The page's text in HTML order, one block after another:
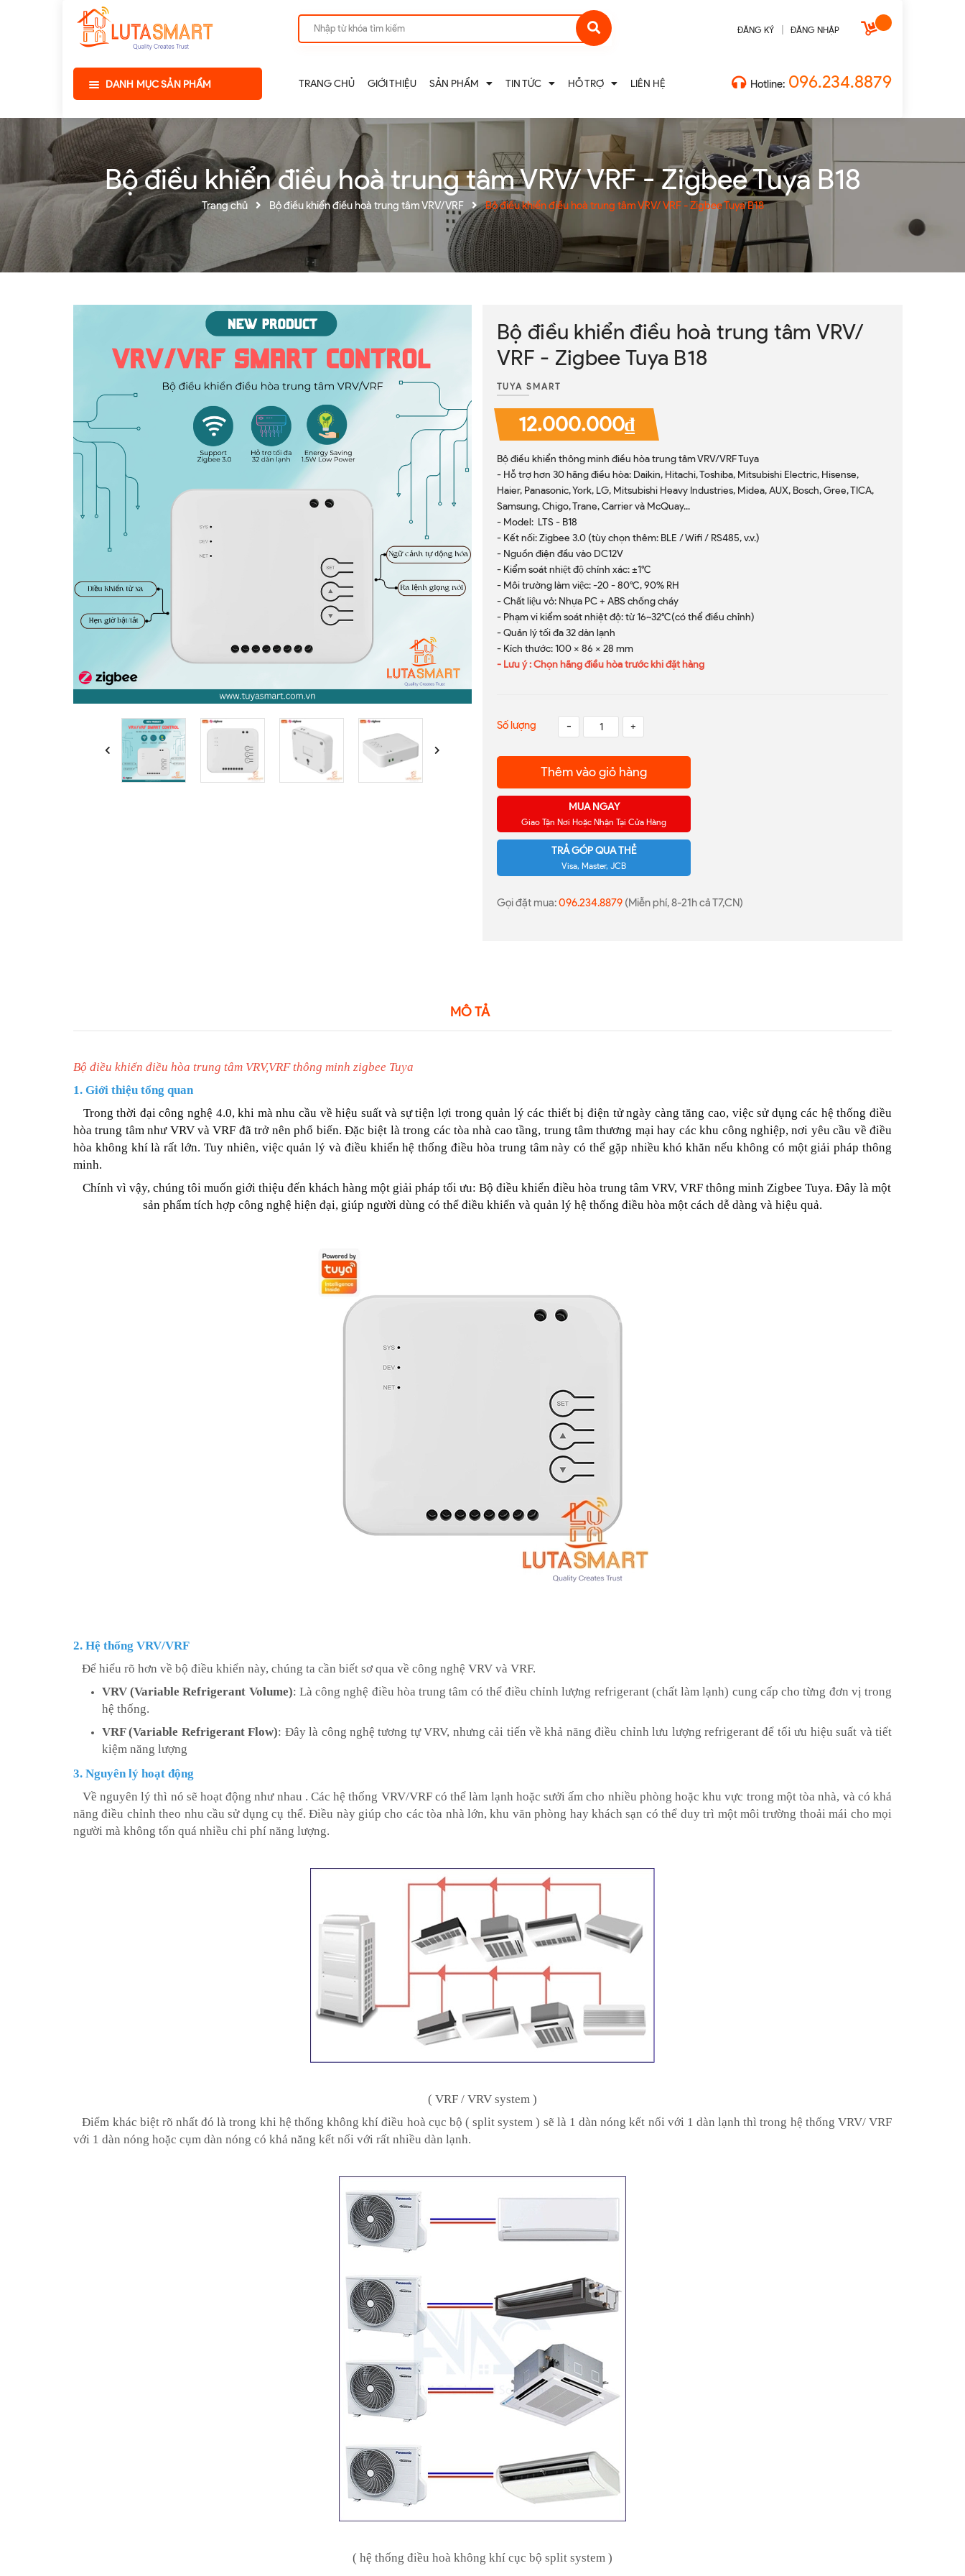
ĐĂNG KÝ ĐĂNG NHẬP
DANH MỤC SẢN PHẨM TRANG CHỦ GIỚI THIỆU SẢN PHẨM TIN TỨC HỖ TRỢ LIÊN HỆ Hotline: 096.234.8879
Bộ điều khiển điều hoà trung tâm VRV/ VRF - Zigbee Tuya B18
Trang chủ Bộ điều khiển điều hoà trung tâm VRV/VRF Bộ điều khiển điều hoà trung tâm VRV/ VRF - Zigbee Tuya B18
Bộ điều khiển điều hoà trung tâm VRV/
VRF - Zigbee Tuya B18
TUYA SMART
12.000.000₫
Bộ điều khiển thông minh điều hòa trung tâm VRV/VRF Tuya
- Hỗ trợ hơn 30 hãng điều hòa: Daikin, Hitachi, Toshiba, Mitsubishi Electric, Hisense,
Haier, Panasonic, York, LG, Mitsubishi Heavy Industries, Midea, AUX, Bosch, Gree, TICA,
Samsung, Chigo, Trane, Carrier và McQuay...
- Model: LTS - B18
- Kết nối: Zigbee 3.0 (tùy chọn thêm: BLE / Wifi / RS485, v.v.)
- Nguồn điện đầu vào DC12V
- Kiểm soát nhiệt độ chính xác: ±1°C
- Môi trường làm việc: -20 - 80°C, 90% RH
- Chất liệu vỏ: Nhựa PC + ABS chống cháy
- Phạm vi kiểm soát nhiệt độ: từ 16~32°C(có thể điều chỉnh)
- Quản lý tối đa 32 dàn lạnh
- Kích thước: 100 x 86 x 28 mm
- Lưu ý : Chọn hãng điều hòa trước khi đặt hàng
Số lượng - +
Thêm vào giỏ hàng
MUA NGAY
Giao Tận Nơi Hoặc Nhận Tại Cửa Hàng
TRẢ GÓP QUA THẺ
Visa, Master, JCB
Gọi đặt mua:096.234.8879 (Miễn phí, 8-21h cả T7,CN)
MÔ TẢ
Bộ điều khiển điều hòa trung tâm VRV,VRF thông minh zigbee Tuya
1. Giới thiệu tổng quan
Trong thời đại công nghệ 4.0, khi mà nhu cầu về hiệu suất và sự tiện lợi trong quản lý các thiết bị điện tử ngày càng tăng cao, việc sử dụng các hệ thống điều
hòa trung tâm như VRV và VRF đã trở nên phổ biến. Đặc biệt là trong các tòa nhà cao tầng, trung tâm thương mại hay các khu công nghiệp, nơi yêu cầu về điều
hòa không khí là rất lớn. Tuy nhiên, việc quản lý và điều khiển hệ thống điều hòa trung tâm này có thể gặp nhiều khó khăn nếu không có một giải pháp thông
minh.
Chính vì vậy, chúng tôi muốn giới thiệu đến khách hàng một giải pháp tối ưu: Bộ điều khiển điều hòa trung tâm VRV, VRF thông minh Zigbee Tuya. Đây là một
sản phẩm tích hợp công nghệ hiện đại, giúp người dùng có thể điều khiển và quản lý hệ thống điều hòa một cách dễ dàng và hiệu quả.
2. Hệ thống VRV/VRF
Để hiểu rõ hơn về bộ điều khiển này, chúng ta cần biết sơ qua về công nghệ VRV và VRF.
VRV (Variable Refrigerant Volume): Là công nghệ điều hòa trung tâm có thể điều chỉnh lượng refrigerant (chất làm lạnh) cung cấp cho từng đơn vị trong
hệ thống.
VRF (Variable Refrigerant Flow): Đây là công nghệ tương tự VRV, nhưng cải tiến về khả năng điều chỉnh lưu lượng refrigerant để tối ưu hiệu suất và tiết
kiệm năng lượng
3. Nguyên lý hoạt động
Về nguyên lý thì nó sẽ hoạt động như nhau . Các hệ thống VRV/VRF có thể làm lạnh hoặc sưởi ấm cho nhiều phòng hoặc khu vực trong một tòa nhà, và có khả
năng điều chỉnh theo nhu cầu sử dụng cụ thể. Điều này giúp cho các tòa nhà lớn, khu văn phòng hay khách sạn có thể duy trì một môi trường thoải mái cho mọi
người mà không tốn quá nhiều chi phí năng lượng.
( VRF / VRV system )
Điểm khác biệt rõ nhất đó là trong khi hệ thống không khí điều hoà cục bộ ( split system ) sẽ là 1 dàn nóng kết nối với 1 dàn lạnh thì trong hệ thống VRV/ VRF
với 1 dàn nóng hoặc cụm dàn nóng có khả năng kết nối với rất nhiều dàn lạnh.
( hệ thống điều hoà không khí cục bộ split system )